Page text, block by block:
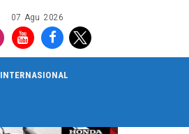
07 Agu 2026
INTERNASIONAL